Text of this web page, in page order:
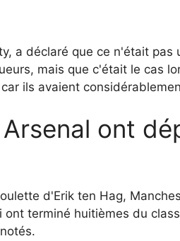
a déclaré que ce n'était
mais que c'était le cas
ils avaient
ont
d'Erik ten Hag,
terminé huitièmes du